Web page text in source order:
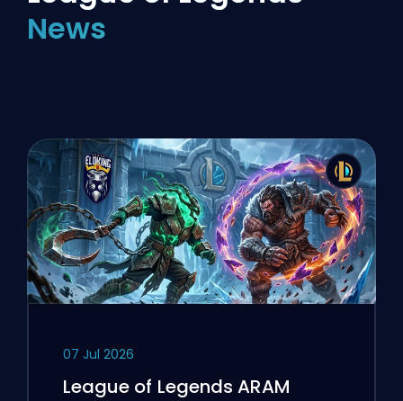
News
07 Jul 2026
League of Legends ARAM